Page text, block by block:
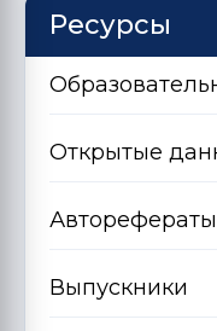
Ресурсы
Открытые
Выпускники